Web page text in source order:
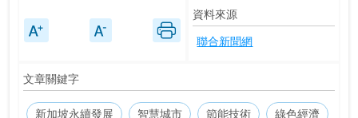
資料來源
聯合新聞網
文章關鍵字
新加坡永續發展 智慧城市 節能技術 綠色經濟